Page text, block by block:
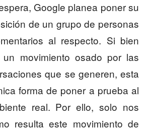
Google planea poner su
de un grupo de personas
al respecto. Si bien
un movimiento osado por las
que se generen, esta
forma de poner a prueba al
real. Por ello, solo nos
resulta este movimiento de